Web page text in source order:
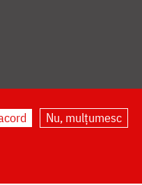
Nu, mulțumesc